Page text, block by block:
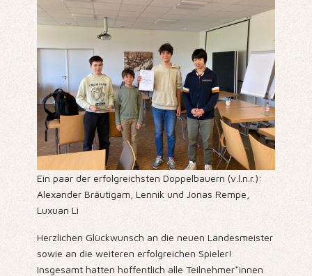
Ein paar der erfolgreichsten Doppelbauern (v.l.n.r.):
Alexander Bräutigam, Lennik und Jonas Rempe,
Luxuan Li
Herzlichen Glückwunsch an die neuen Landesmeister
sowie an die weiteren erfolgreichen Spieler!
Insgesamt hatten hoffentlich alle Teilnehmer*innen